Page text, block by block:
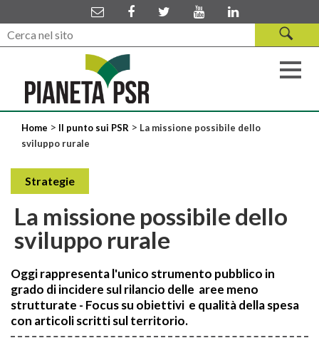
Home > Il punto sui PSR > La missione possibile dello
sviluppo rurale
Strategie
La missione possibile dello
sviluppo rurale
Oggi rappresenta l'unico strumento pubblico in
grado di incidere sul rilancio delle aree meno
strutturate - Focus su obiettivi e qualità della spesa
con articoli scritti sul territorio.